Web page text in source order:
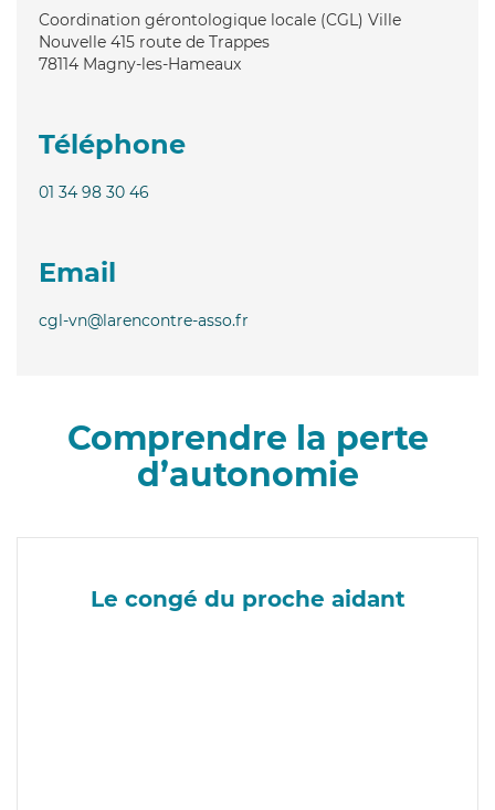
Coordination gérontologique locale (CGL) Ville
Nouvelle 415 route de Trappes
78114 Magny-les-Hameaux
Téléphone
01 34 98 30 46
Email
cgl-vn@larencontre-asso.fr
Comprendre la perte
d’autonomie
Le congé du proche aidant